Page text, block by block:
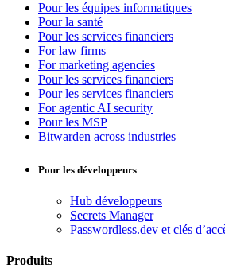
Pour les équipes informatiques
Pour la santé
Pour les services financiers
For law firms
For marketing agencies
Pour les services financiers
Pour les services financiers
For agentic AI security
Pour les MSP
Bitwarden across industries
Pour les développeurs
Hub développeurs
Secrets Manager
Passwordless.dev et clés
Produits